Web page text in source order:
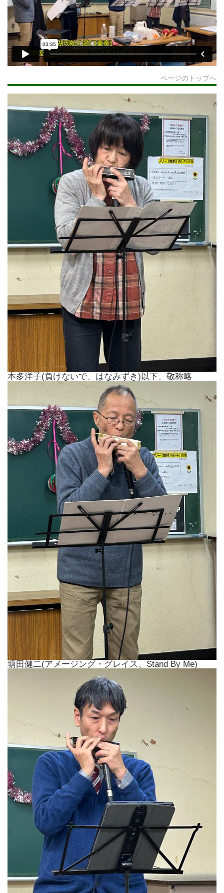
ページのトップへ
本多洋子(負けないで、はなみずき)以下、敬称略
塘田健二(アメージング・グレイス、Stand By Me)